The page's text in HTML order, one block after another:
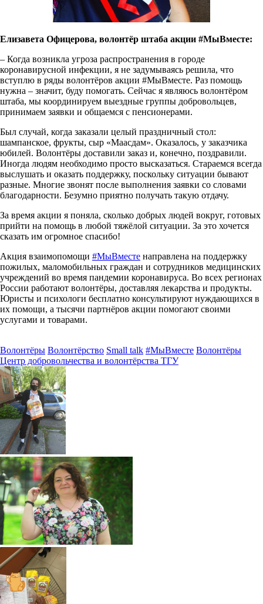
Елизавета Офицерова, волонтёр штаба акции #МыВместе:
– Когда возникла угроза распространения в городе
коронавирусной инфекции, я не задумываясь решила, что
вступлю в ряды волонтёров акции #МыВместе. Раз помощь
нужна – значит, буду помогать. Сейчас я являюсь волонтёром
штаба, мы координируем выездные группы добровольцев,
принимаем заявки и общаемся с пенсионерами.
Был случай, когда заказали целый праздничный стол:
шампанское, фрукты, сыр «Маасдам». Оказалось, у заказчика
юбилей. Волонтёры доставили заказ и, конечно, поздравили.
Иногда людям необходимо просто высказаться. Стараемся всегда
выслушать и оказать поддержку, поскольку ситуации бывают
разные. Многие звонят после выполнения заявки со словами
благодарности. Безумно приятно получать такую отдачу.
За время акции я поняла, сколько добрых людей вокруг, готовых
прийти на помощь в любой тяжёлой ситуации. За это хочется
сказать им огромное спасибо!
Акция взаимопомощи #МыВместе направлена на поддержку
пожилых, маломобильных граждан и сотрудников медицинских
учреждений во время пандемии коронавируса. Во всех регионах
России работают волонтёры, доставляя лекарства и продукты.
Юристы и психологи бесплатно консультируют нуждающихся в
их помощи, а тысячи партнёров акции помогают своими
услугами и товарами.
Волонтёры Волонтёрство Small talk #МыВместе Волонтёры
Центр добровольчества и волонтёрства ТГУ